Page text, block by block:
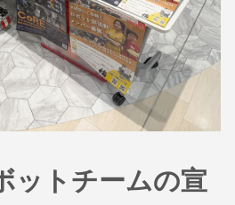
ットチームの宣